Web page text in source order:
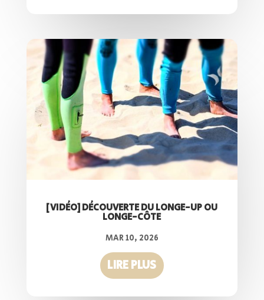
[VIDÉO] DÉCOUVERTE DU LONGE-UP OU
LONGE-CÔTE
MAR 10, 2026
LIRE PLUS